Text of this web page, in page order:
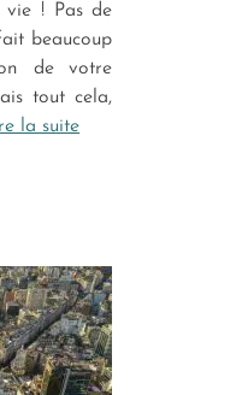
! Pas de
beaucoup
de votre
tout cela,
la suite